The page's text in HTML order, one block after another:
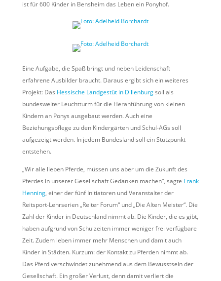
ist für 600 Kinder in Bensheim das Leben ein Ponyhof.
Eine Aufgabe, die Spaß bringt und neben Leidenschaft
erfahrene Ausbilder braucht. Daraus ergibt sich ein weiteres
Projekt: Das Hessische Landgestüt in Dillenburgsoll als
bundesweiter Leuchtturm für die Heranführung von kleinen
Kindern an Ponys ausgebaut werden. Auch eine
Beziehungspflege zu den Kindergärten und Schul-AGs soll
aufgezeigt werden. In jedem Bundesland soll ein Stützpunkt
entstehen.
„Wir alle lieben Pferde, müssen uns aber um die Zukunft des
Pferdes in unserer Gesellschaft Gedanken machen“, sagte Frank
Henning, einer der fünf Initiatoren und Veranstalter der
Reitsport-Lehrserien „Reiter Forum“ und „Die Alten Meister“. Die
Zahl der Kinder in Deutschland nimmt ab. Die Kinder, die es gibt,
haben aufgrund von Schulzeiten immer weniger frei verfügbare
Zeit. Zudem leben immer mehr Menschen und damit auch
Kinder in Städten. Kurzum: der Kontakt zu Pferden nimmt ab.
Das Pferd verschwindet zunehmend aus dem Bewusstsein der
Gesellschaft. Ein großer Verlust, denn damit verliert die